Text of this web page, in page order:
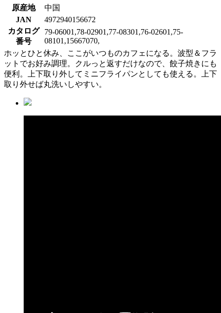
原産地
中国
JAN
4972940156672
カタログ
番号
79-06001,78-02901,77-08301,76-02601,75-
08101,15667070,
ホッとひと休み、ここがいつものカフェになる。波型＆フラ
ットでお好み調理。クルっと返すだけなので、餃子焼きにも
便利。上下取り外してミニフライパンとしても使える。上下
取り外せば丸洗いしやすい。